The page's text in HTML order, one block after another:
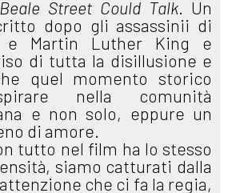
Street Could Talk . Un
dopo gli assassinii di
e Martin Luther King e
di tutta la disillusione e
quel momento storico
nella comunità
e non solo, eppure un
di amore.
tutto nel film ha lo stesso
siamo catturati dalla
che ci fa la regia,